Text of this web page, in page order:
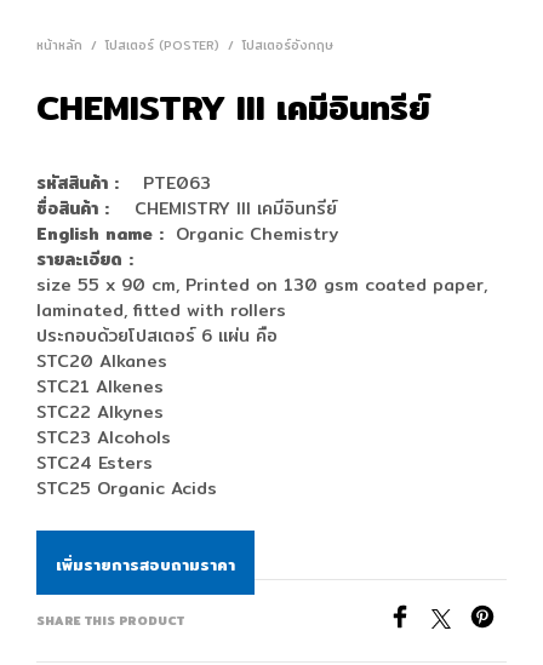
หน้าหลัก / โปสเตอร์ (POSTER) / โปสเตอร์อังกฤษ
CHEMISTRY III เคมีอินทรีย์
รหัสสินค้า : PTE063
ชื่อสินค้า :
CHEMISTRY III เคมีอินทรีย์
English name : Organic Chemistry
รายละเอียด :
size 55 x 90 cm, Printed on 130 gsm coated paper,
laminated, fitted with rollers
ประกอบด้วยโปสเตอร์ 6 แผ่น คือ
STC20 Alkanes
STC21 Alkenes
STC22 Alkynes
STC23 Alcohols
STC24 Esters
STC25 Organic Acids
เพิ่มรายการสอบถามราคา
SHARE THIS PRODUCT